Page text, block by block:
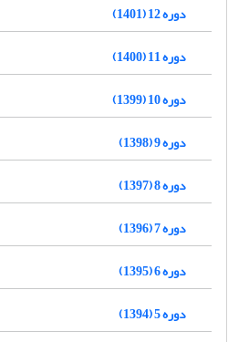
دوره 12 (1401)
دوره 11 (1400)
دوره 10 (1399)
دوره 9 (1398)
دوره 8 (1397)
دوره 7 (1396)
دوره 6 (1395)
دوره 5 (1394)